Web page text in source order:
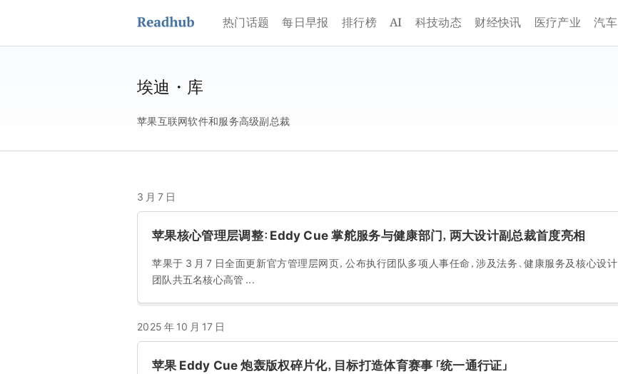
热门话题 每日早报 排行榜 AI 科技动态 财经快讯 医疗产业 汽车
埃迪・库
苹果互联网软件和服务高级副总裁
3 月 7 日
苹果核心管理层调整：Eddy Cue 掌舵服务与健康部门，两大设计副总裁首度亮相
苹果于 3 月 7 日全面更新官方管理层网页，公布执行团队多项人事任命，涉及法务、健康服务及核心设计
团队共五名核心高管 ...
2025 年 10 月 17 日
苹果 Eddy Cue 炮轰版权碎片化，目标打造体育赛事「统一通行证」